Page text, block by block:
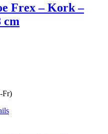
Frex – Kork –
cm
Fr)